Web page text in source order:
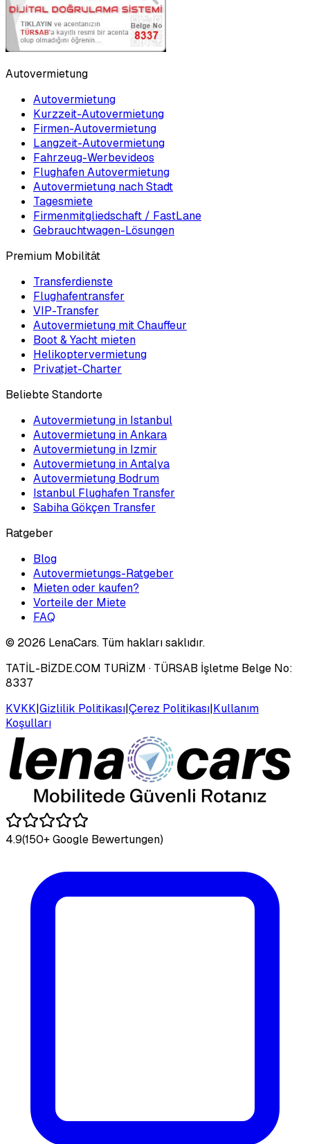
Autovermietung
Autovermietung
Kurzzeit-Autovermietung
Firmen-Autovermietung
Langzeit-Autovermietung
Fahrzeug-Werbevideos
Flughafen Autovermietung
Autovermietung nach Stadt
Tagesmiete
Firmenmitgliedschaft / FastLane
Gebrauchtwagen-Lösungen
Premium Mobilität
Transferdienste
Flughafentransfer
VIP-Transfer
Autovermietung mit Chauffeur
Boot & Yacht mieten
Helikoptervermietung
Privatjet-Charter
Beliebte Standorte
Autovermietung in Istanbul
Autovermietung in Ankara
Autovermietung in Izmir
Autovermietung in Antalya
Autovermietung Bodrum
Istanbul Flughafen Transfer
Sabiha Gökçen Transfer
Ratgeber
Blog
Autovermietungs-Ratgeber
Mieten oder kaufen?
Vorteile der Miete
FAQ
© 2026 LenaCars. Tüm hakları saklıdır.
TATİL-BİZDE.COM TURİZM · TÜRSAB İşletme Belge No:
8337
KVKK|Gizlilik Politikası|Çerez Politikası|Kullanım
Koşulları
4.9(150+ Google Bewertungen)